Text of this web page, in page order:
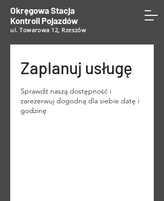
Okręgowa Stacja
Kontroli Pojazdów
ul. Towarowa 12, Rzeszów
Zaplanuj usługę
Sprawdź naszą dostępność i
zarezerwuj dogodną dla siebie datę i
godzinę